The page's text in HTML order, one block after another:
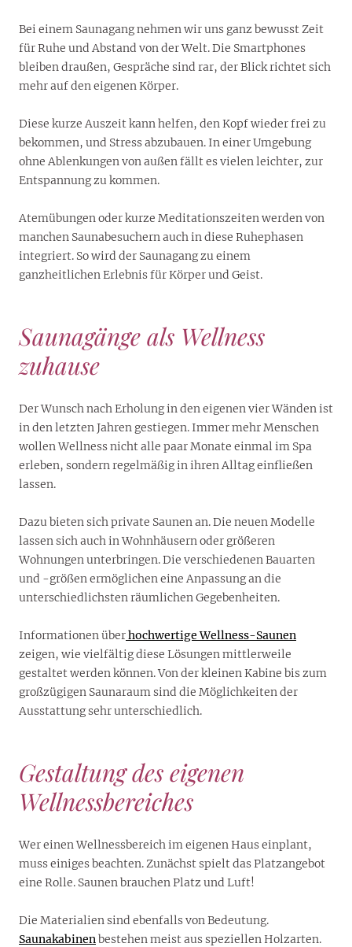
Bei einem Saunagang nehmen wir uns ganz bewusst Zeit
für Ruhe und Abstand von der Welt. Die Smartphones
bleiben draußen, Gespräche sind rar, der Blick richtet sich
mehr auf den eigenen Körper.
Diese kurze Auszeit kann helfen, den Kopf wieder frei zu
bekommen, und Stress abzubauen. In einer Umgebung
ohne Ablenkungen von außen fällt es vielen leichter, zur
Entspannung zu kommen.
Atemübungen oder kurze Meditationszeiten werden von
manchen Saunabesuchern auch in diese Ruhephasen
integriert. So wird der Saunagang zu einem
ganzheitlichen Erlebnis für Körper und Geist.
Saunagänge als Wellness
zuhause
Der Wunsch nach Erholung in den eigenen vier Wänden ist
in den letzten Jahren gestiegen. Immer mehr Menschen
wollen Wellness nicht alle paar Monate einmal im Spa
erleben, sondern regelmäßig in ihren Alltag einfließen
lassen.
Dazu bieten sich private Saunen an. Die neuen Modelle
lassen sich auch in Wohnhäusern oder größeren
Wohnungen unterbringen. Die verschiedenen Bauarten
und -größen ermöglichen eine Anpassung an die
unterschiedlichsten räumlichen Gegebenheiten.
Informationen überhochwertige Wellness-Saunen
zeigen, wie vielfältig diese Lösungen mittlerweile
gestaltet werden können. Von der kleinen Kabine bis zum
großzügigen Saunaraum sind die Möglichkeiten der
Ausstattung sehr unterschiedlich.
Gestaltung des eigenen
Wellnessbereiches
Wer einen Wellnessbereich im eigenen Haus einplant,
muss einiges beachten. Zunächst spielt das Platzangebot
eine Rolle. Saunen brauchen Platz und Luft!
Die Materialien sind ebenfalls von Bedeutung.
Saunakabinenbestehen meist aus speziellen Holzarten.